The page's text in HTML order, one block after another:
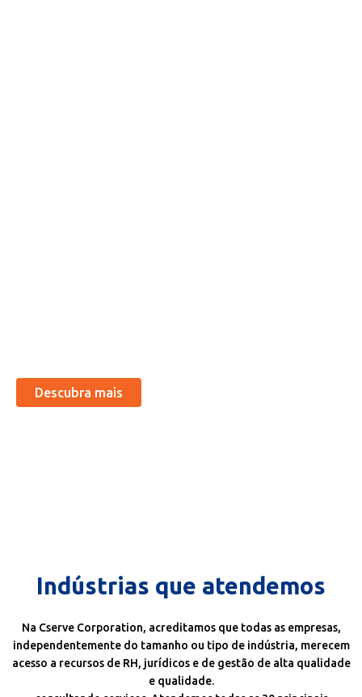
Descubra mais
Indústrias que atendemos
Na Cserve Corporation, acreditamos que todas as empresas,
independentemente do tamanho ou tipo de indústria, merecem
acesso a recursos de RH, jurídicos e de gestão de alta qualidade
e qualidade.